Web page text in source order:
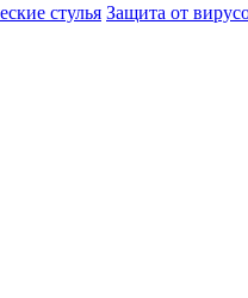
стулья Защита от